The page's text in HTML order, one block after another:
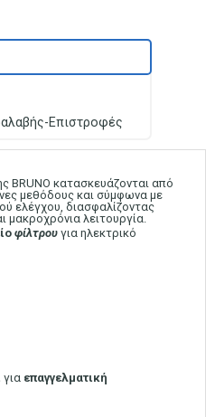
Επιστροφές
BRUNO κατασκευάζονται από
μεθόδους και σύμφωνα με
ελέγχου, διασφαλίζοντας
μακρoχρόνια λειτουργία.
φίλτρου για ηλεκτρικό
για επαγγελματική